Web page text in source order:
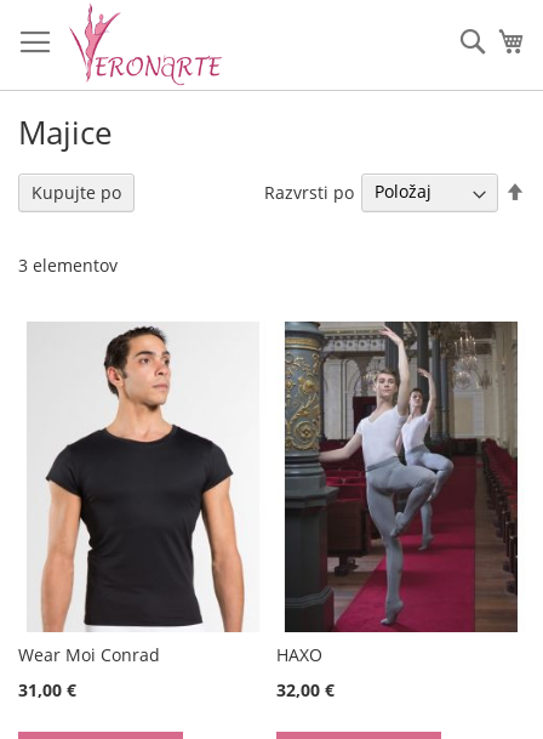
na
vsebino
Majice
3 elementov
Razvrsti po
Wear Moi Conrad
31,00 €
HAXO
32,00 €
Kupujte po